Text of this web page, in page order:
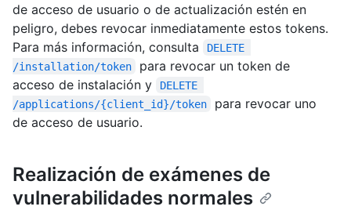
de acceso de usuario o de actualización estén en
peligro, debes revocar inmediatamente estos tokens.
Para más información, consulta
DELETE
/installation/token
para revocar un token de
acceso de instalación y
DELETE
/applications/{client_id}/token
para revocar uno
de acceso de usuario.
Realización de exámenes de
vulnerabilidades normales